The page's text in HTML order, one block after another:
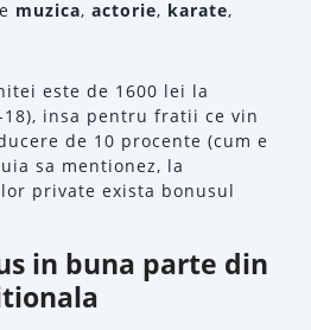
muzica, actorie, karate,
este de 1600 lei la
insa pentru fratii ce vin
de 10 procente (cum e
sa mentionez, la
private exista bonusul
in buna parte din